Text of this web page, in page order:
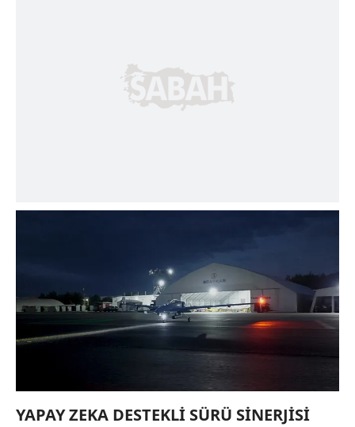
YAPAY ZEKA DESTEKLİ SÜRÜ SİNERJİSİ